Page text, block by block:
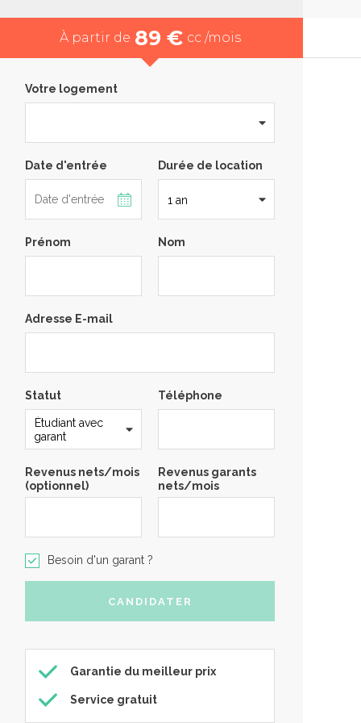
À partir de 89 € cc /mois
Votre logement
Date d'entrée Durée de location
Prénom Nom
Adresse E-mail
Statut Téléphone
Revenus nets/mois
(optionnel)
Revenus garants
nets/mois
Besoin d'un garant ?
Garantie du meilleur prix
Service gratuit